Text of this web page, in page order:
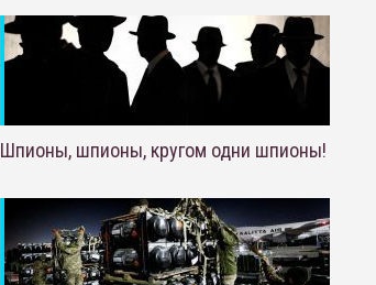
Шпионы, шпионы, кругом одни шпионы!